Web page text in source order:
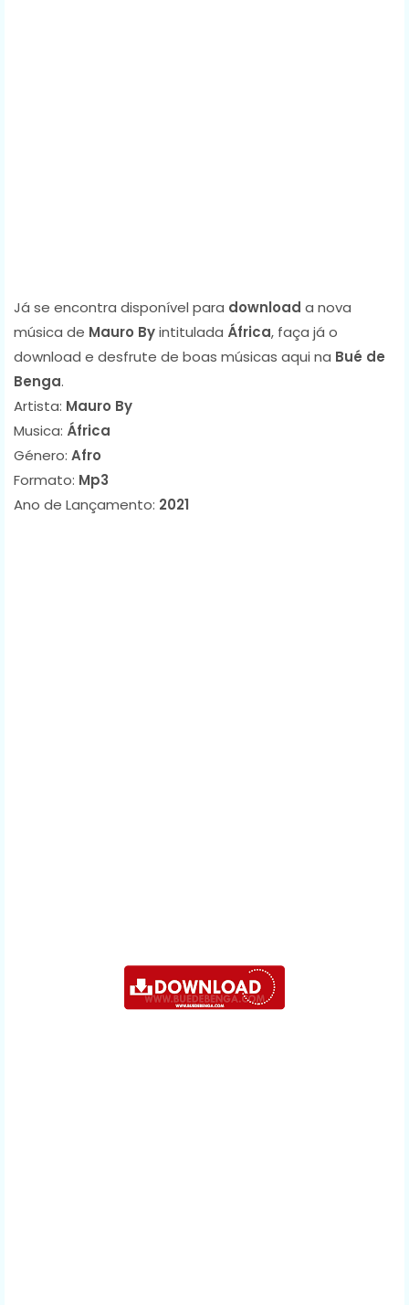
Já se encontra disponível para download a nova
música de Mauro Byintitulada África, faça já o
download e desfrute de boas músicas aqui na Bué de
Benga.
Artista: Mauro By
Musica: África
Género: Afro
Formato: Mp3
Ano de Lançamento: 2021